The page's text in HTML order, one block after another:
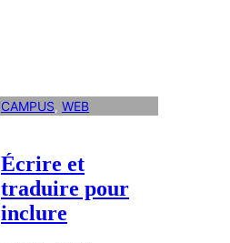
CAMPUS, WEB
Écrire et
traduire pour
inclure